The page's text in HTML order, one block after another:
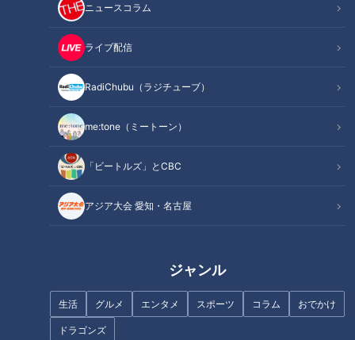
ニュースコラム
ライブ配信
RadiChubu（ラジチューブ）
me:tone（ミートーン）
「ビートルズ」とCBC
アジア大会 愛知・名古屋
ジャンル
生活 グルメ エンタメ スポーツ コラム おでかけ
ドラゴンズ
記事に戻る
この記事を見たあなたへのおすすめ
デュ・ショコラ」が開催！約
140ブランド2600種類が大集結